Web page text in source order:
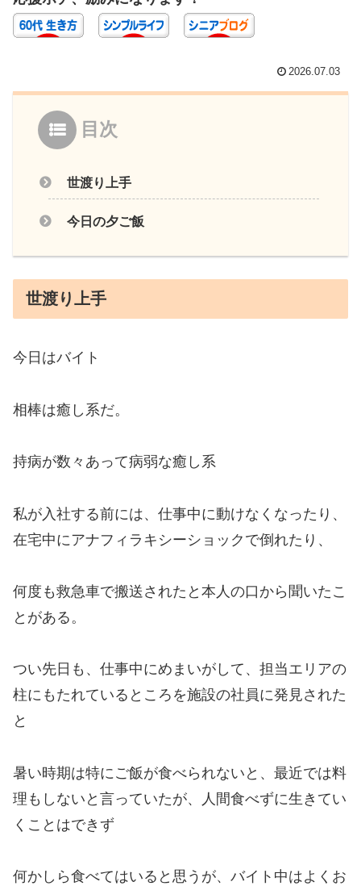
2026.07.03
目次
世渡り上手
今日の夕ご飯
世渡り上手
今日はバイト
相棒は癒し系だ。
持病が数々あって病弱な癒し系
私が入社する前には、仕事中に動けなくなったり、
在宅中にアナフィラキシーショックで倒れたり、
何度も救急車で搬送されたと本人の口から聞いたこ
とがある。
つい先日も、仕事中にめまいがして、担当エリアの
柱にもたれているところを施設の社員に発見された
と
暑い時期は特にご飯が食べられないと、最近では料
理もしないと言っていたが、人間食べずに生きてい
くことはできず
何かしら食べてはいると思うが、バイト中はよくお